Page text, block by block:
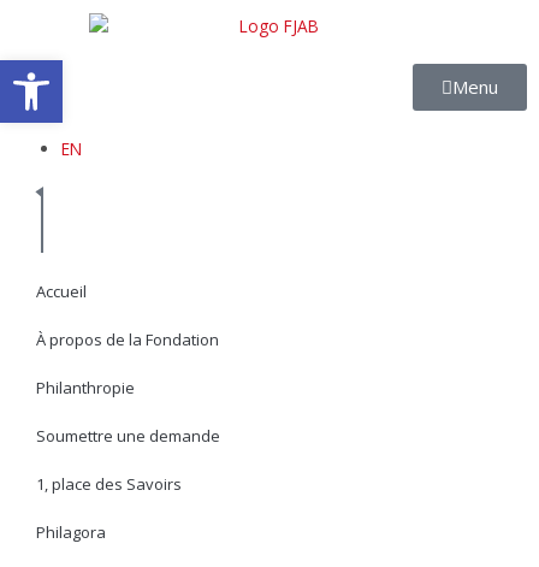
contenu
Menu
EN
Accueil
À propos de la Fondation
Philanthropie
Soumettre une demande
1, place des Savoirs
Philagora
Ouvrir la barre d’outils